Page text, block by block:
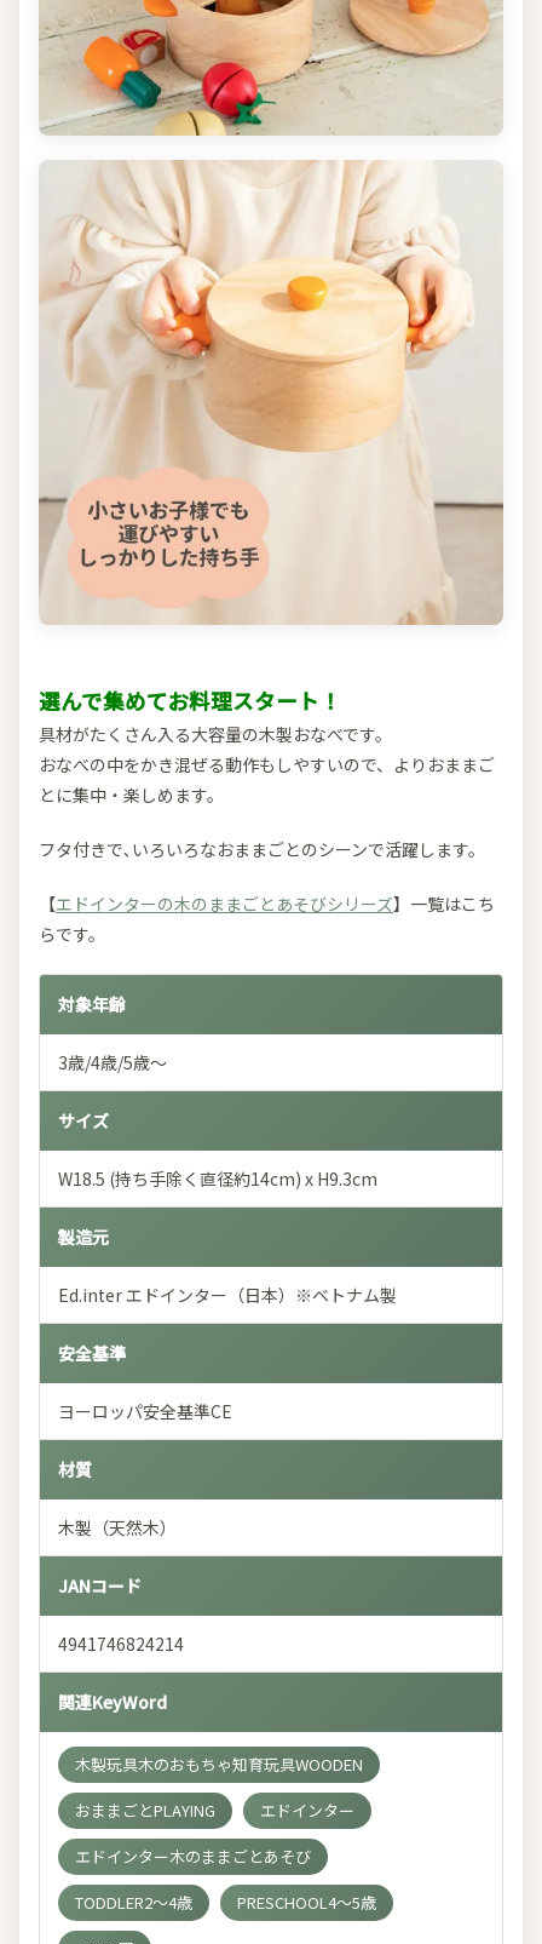
選んで集めてお料理スタート！
具材がたくさん入る大容量の木製おなべです。
おなべの中をかき混ぜる動作もしやすいので、よりおままご
とに集中・楽しめます。
フタ付きで､いろいろなおままごとのシーンで活躍します。
【エドインターの木のままごとあそびシリーズ】一覧はこち
らです。
対象年齢
3歳/4歳/5歳～
サイズ
W18.5 (持ち手除く直径約14cm) x H9.3cm
製造元
Ed.inter エドインター（日本）※ベトナム製
安全基準
ヨーロッパ安全基準CE
材質
木製（天然木）
JANコード
4941746824214
関連KeyWord
木製玩具木のおもちゃ知育玩具WOODEN
おままごとPLAYING
エドインター
エドインター木のままごとあそび
TODDLER2～4歳
PRESCHOOL4～5歳